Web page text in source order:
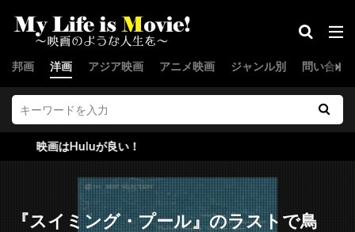
邦画 洋画 アジア映画 アニメ映画 ジャンル別 問い合わ
ジョー・スピネル
ジョー・セネカ
ジョー・ターケル
ジョー・パントリアーノ
ジョー・ピトカ
ジョー・フラハティ
ジョー・プロスペロ
ジョー・ペシ
ジョー・マンガニエロ
ジョー・ユーラ
ジョー・ランフト
ジョー・ロー・トルグリオ
ジリアン・ハンナ
が良い！
『スイミング・プール』のラストで鳥